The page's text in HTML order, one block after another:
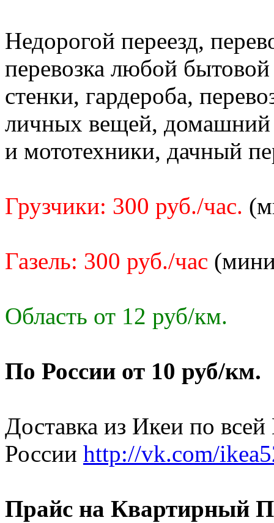
Недорогой переезд,
перевозка любой
стенки, гардероба,
личных вещей, домашний
и мототехники, дачный
Грузчики: 300 руб./час.
Газель: 300 руб./час
Область от 12 руб/км.
По России от 10 руб/км.
Доставка из Икеи по
России http://vk.com/
Прайс на Квартирный